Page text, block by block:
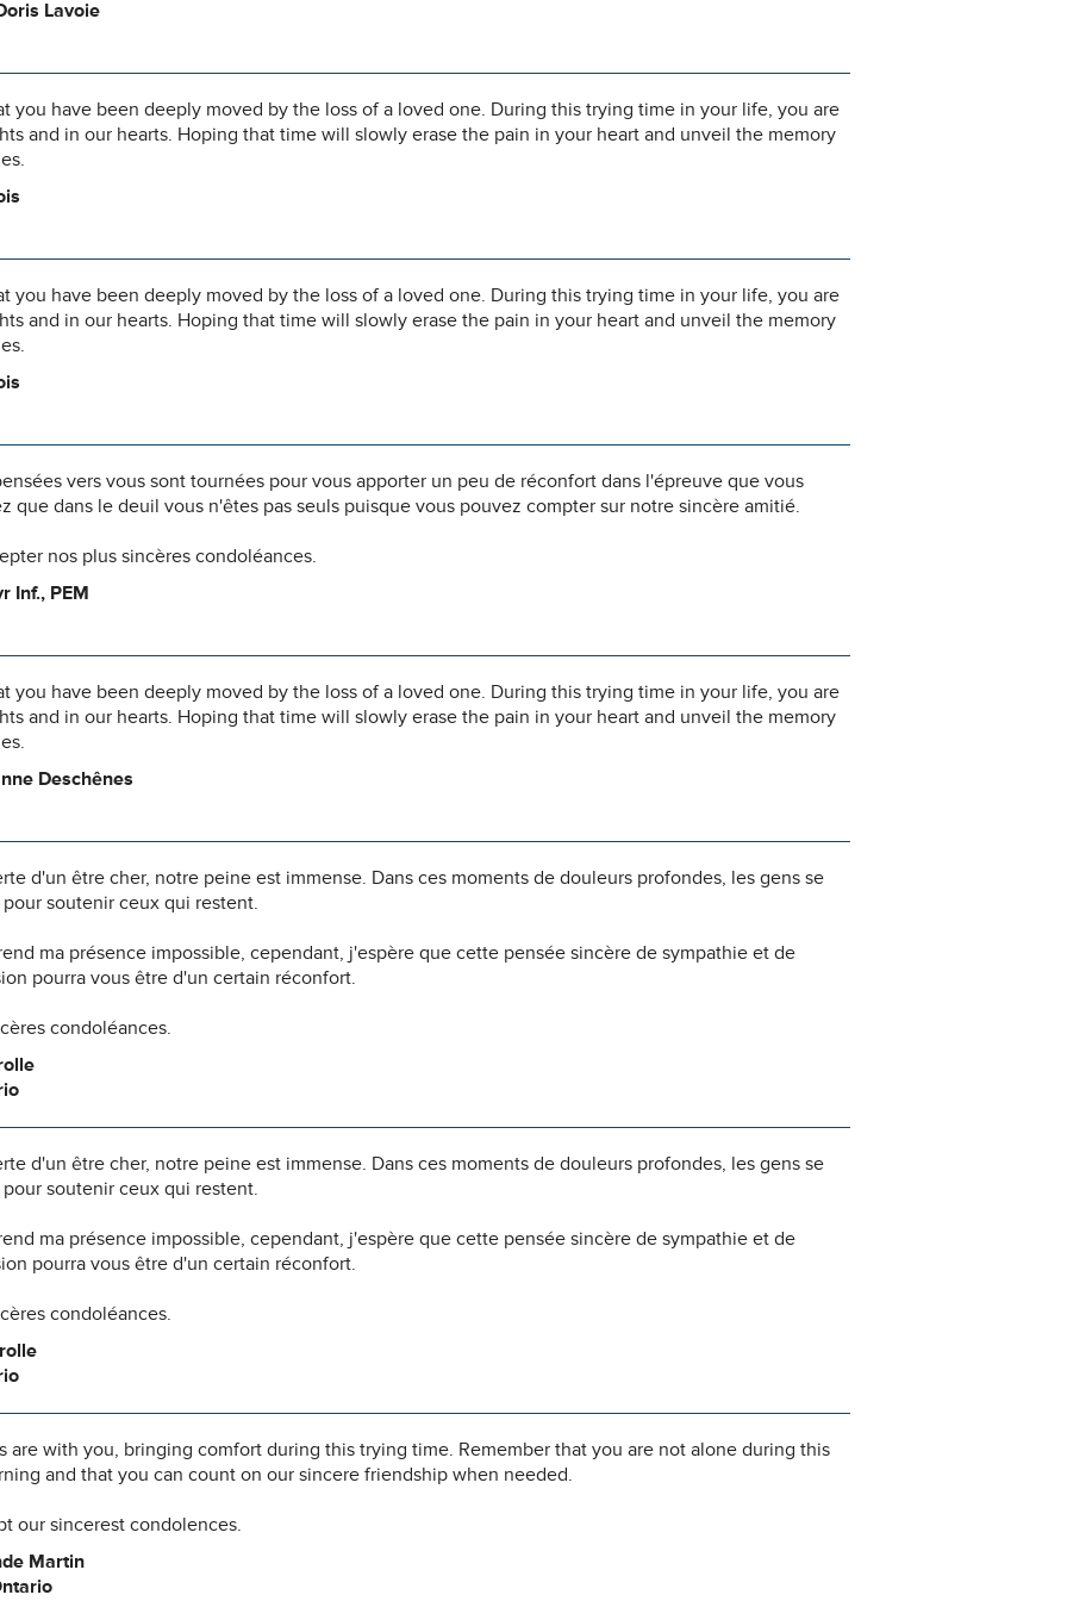
Lavoie
you have been deeply moved by the loss of a loved one. During this trying time in your life, you are
and in our hearts. Hoping that time will slowly erase the pain in your heart and unveil the memory
you have been deeply moved by the loss of a loved one. During this trying time in your life, you are
and in our hearts. Hoping that time will slowly erase the pain in your heart and unveil the memory
vers vous sont tournées pour vous apporter un peu de réconfort dans l'épreuve que vous
que dans le deuil vous n'êtes pas seuls puisque vous pouvez compter sur notre sincère amitié.
nos plus sincères condoléances.
Inf., PEM
you have been deeply moved by the loss of a loved one. During this trying time in your life, you are
and in our hearts. Hoping that time will slowly erase the pain in your heart and unveil the memory
Deschênes
d'un être cher, notre peine est immense. Dans ces moments de douleurs profondes, les gens se
soutenir ceux qui restent.
ma présence impossible, cependant, j'espère que cette pensée sincère de sympathie et de
pourra vous être d'un certain réconfort.
condoléances.
d'un être cher, notre peine est immense. Dans ces moments de douleurs profondes, les gens se
soutenir ceux qui restent.
ma présence impossible, cependant, j'espère que cette pensée sincère de sympathie et de
pourra vous être d'un certain réconfort.
condoléances.
are with you, bringing comfort during this trying time. Remember that you are not alone during this
and that you can count on our sincere friendship when needed.
our sincerest condolences.
Martin